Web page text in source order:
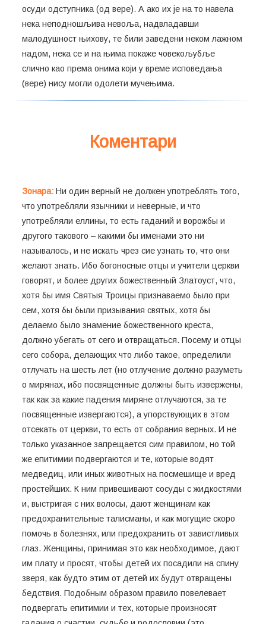
осуди одступника (од вере). А ако их је на то навела
нека неподношљива невоља, надвладавши
малодушност њихову, те били заведени неком лажном
надом, нека се и на њима покаже човекољубље
слично као према онима који у време исповедања
(вере) нису могли одолети мучењима.
Коментари
Зонара:Ни один верный не должен употреблять того,
что употребляли язычники и неверные, и что
употребляли еллины, то есть гаданий и ворожбы и
другого такового – какими бы именами это ни
называлось, и не искать чрез сие узнать то, что они
желают знать. Ибо богоносные отцы и учители церкви
говорят, и более других божественный Златоуст, что,
хотя бы имя Святыя Троицы признаваемо было при
сем, хотя бы были призывания святых, хотя бы
делаемо было знамение божественного креста,
должно убегать от сего и отвращаться. Посему и отцы
сего собора, делающих что либо такое, определили
отлучать на шесть лет (но отлучение должно разуметь
о мирянах, ибо посвященные должны быть извержены,
так как за какие падения миряне отлучаются, за те
посвященные извергаются), а упорствующих в этом
отсекать от церкви, то есть от собрания верных. И не
только указанное запрещается сим правилом, но той
же епитимии подвергаются и те, которые водят
медведиц, или иных животных на посмешище и вред
простейших. К ним привешивают сосуды с жидкостями
и, выстригая с них волосы, дают женщинам как
предохранительные талисманы, и как могущие скоро
помочь в болезнях, или предохранить от завистливых
глаз. Женщины, принимая это как необходимое, дают
им плату и просят, чтобы детей их посадили на спину
зверя, как будто этим от детей их будут отвращены
бедствия. Подобным образом правило повелевает
подвергать епитимии и тех, которые произносят